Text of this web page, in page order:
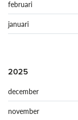
februari
januari
2025
december
november